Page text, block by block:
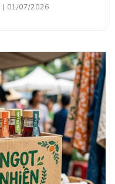
| 01/07/2026